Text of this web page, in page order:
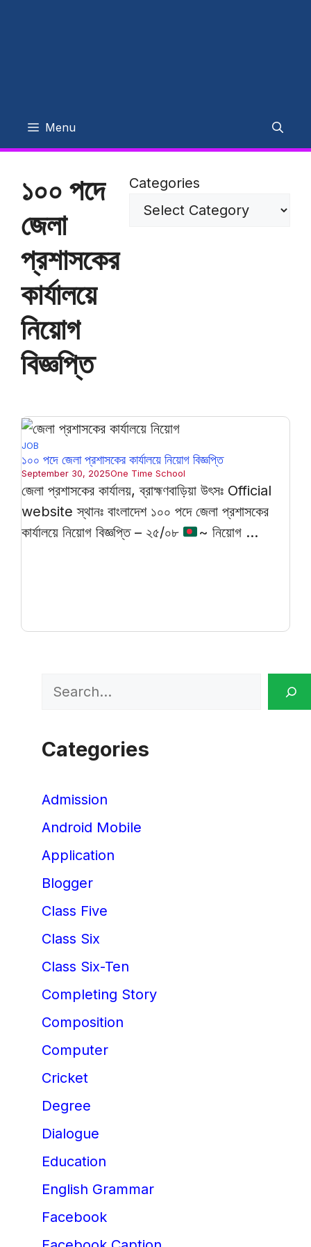
Menu
১০০ পদে
জেলা
প্রশাসকের
কার্যালয়ে
নিয়োগ
বিজ্ঞপ্তি
Categories
JOB
১০০ পদে জেলা প্রশাসকের কার্যালয়ে নিয়োগ বিজ্ঞপ্তি
September 30, 2025One Time School
জেলা প্রশাসকের কার্যালয়, ব্রাহ্মণবাড়িয়া উৎসঃ Official
website স্থানঃ বাংলাদেশ ১০০ পদে জেলা প্রশাসকের
কার্যালয়ে নিয়োগ বিজ্ঞপ্তি – ২৫/০৮
~ নিয়োগ ...
Search
Categories
Admission
Android Mobile
Application
Blogger
Class Five
Class Six
Class Six-Ten
Completing Story
Composition
Computer
Cricket
Degree
Dialogue
Education
English Grammar
Facebook